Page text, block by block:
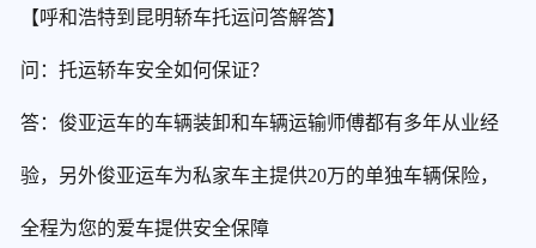
【呼和浩特到昆明轿车托运问答解答】
问：托运轿车安全如何保证？
答：俊亚运车的车辆装卸和车辆运输师傅都有多年从业经
验，另外俊亚运车为私家车主提供20万的单独车辆保险，
全程为您的爱车提供安全保障